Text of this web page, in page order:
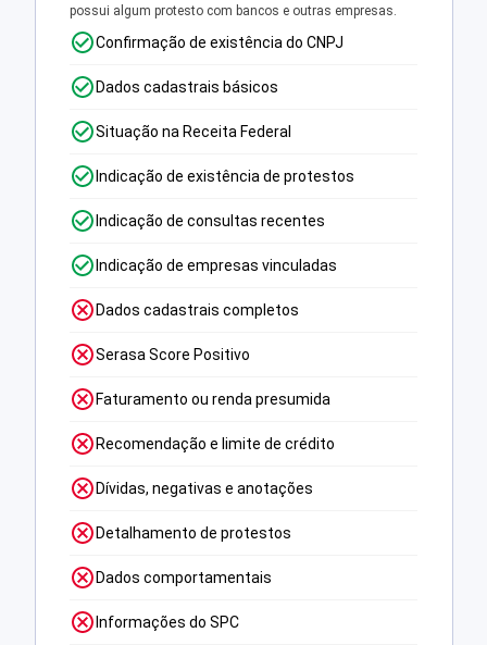
possui algum protesto com bancos e outras empresas.
Confirmação de existência do CNPJ
Dados cadastrais básicos
Situação na Receita Federal
Indicação de existência de protestos
Indicação de consultas recentes
Indicação de empresas vinculadas
Dados cadastrais completos
Serasa Score Positivo
Faturamento ou renda presumida
Recomendação e limite de crédito
Dívidas, negativas e anotações
Detalhamento de protestos
Dados comportamentais
Informações do SPC